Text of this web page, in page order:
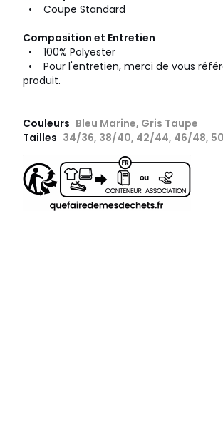
• Coupe Standard
Composition et Entretien
• 100% Polyester
• Pour l'entretien, merci de vous
produit.
Couleurs Bleu Marine, Gris Taupe
Tailles 34/36, 38/40, 42/44, 46/48,